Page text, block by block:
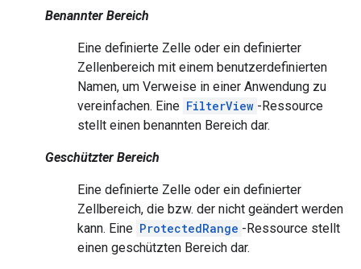
Benannter Bereich
Eine definierte Zelle oder ein definierter
Zellenbereich mit einem benutzerdefinierten
Namen, um Verweise in einer Anwendung zu
vereinfachen. Eine FilterView -Ressource
stellt einen benannten Bereich dar.
Geschützter Bereich
Eine definierte Zelle oder ein definierter
Zellbereich, die bzw. der nicht geändert werden
kann. Eine ProtectedRange -Ressource stellt
einen geschützten Bereich dar.